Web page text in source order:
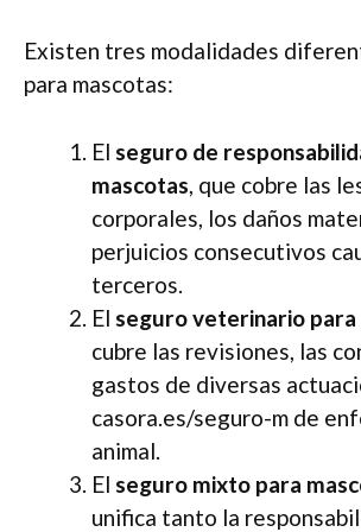
Existen tres modalidades
para mascotas:
El seguro de
mascotas, que cobre las
corporales, los daños
perjuicios consecutivos
terceros.
El seguro veterinario para
cubre las revisiones, las
gastos de diversas
casora.es/seguro-m de
animal.
El seguro mixto para
unifica tanto la